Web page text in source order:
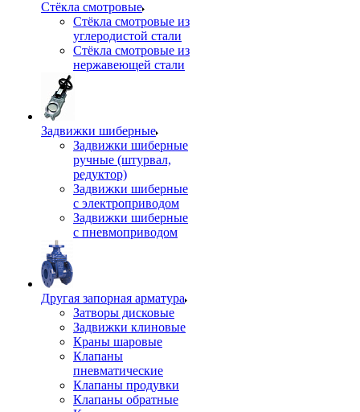
Стёкла смотровые
Стёкла смотровые из
углеродистой стали
Стёкла смотровые из
нержавеющей стали
Задвижки шиберные
Задвижки шиберные
ручные (штурвал,
редуктор)
Задвижки шиберные
с электроприводом
Задвижки шиберные
с пневмоприводом
Другая запорная арматура
Затворы дисковые
Задвижки клиновые
Краны шаровые
Клапаны
пневматические
Клапаны продувки
Клапаны обратные